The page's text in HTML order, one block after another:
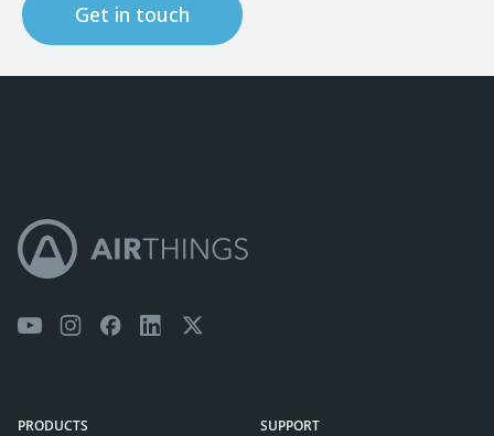
Get in touch
PRODUCTS SUPPORT